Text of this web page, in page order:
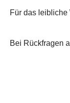
Für das leibliche
Bei Rückfragen